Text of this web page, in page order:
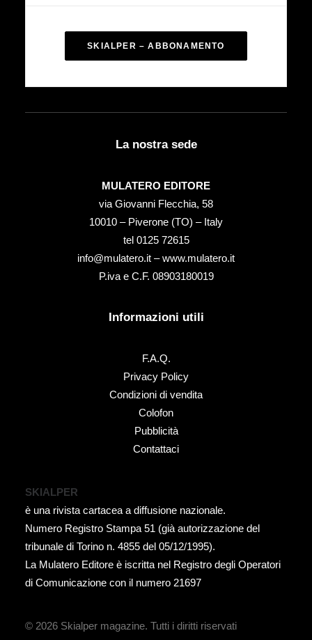
SKIALPER – ABBONAMENTO
La nostra sede
MULATERO EDITORE
via Giovanni Flecchia, 58
10010 – Piverone (TO) – Italy
tel ‭0125 72615‬
info@mulatero.it –www.mulatero.it
P.iva e C.F. 08903180019
Informazioni utili
F.A.Q.
Privacy Policy
Condizioni di vendita
Colofon
Pubblicità
Contattaci
SKIALPER
è una rivista cartacea a diffusione nazionale.
Numero Registro Stampa 51 (già autorizzazione del
tribunale di Torino n. 4855 del 05/12/1995).
La Mulatero Editore è iscritta nel Registro degli Operatori
di Comunicazione con il numero 21697
© 2026 Skialper magazine. Tutti i diritti riservati